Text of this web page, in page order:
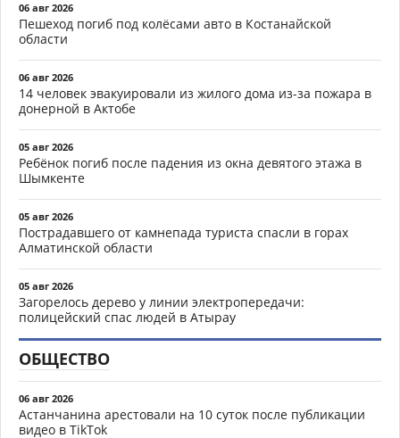
06 авг 2026
Пешеход погиб под колёсами авто в Костанайской
области
06 авг 2026
14 человек эвакуировали из жилого дома из-за пожара в
донерной в Актобе
05 авг 2026
Ребёнок погиб после падения из окна девятого этажа в
Шымкенте
05 авг 2026
Пострадавшего от камнепада туриста спасли в горах
Алматинской области
05 авг 2026
Загорелось дерево у линии электропередачи:
полицейский спас людей в Атырау
ОБЩЕСТВО
06 авг 2026
Астанчанина арестовали на 10 суток после публикации
видео в TikTok